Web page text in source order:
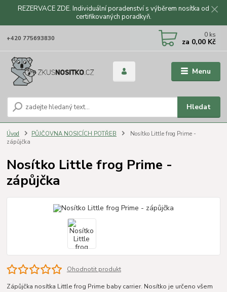
REZERVACE ZDE. Individuální poradenství s výběrem nosítka od
certifikovaných poradkyň.
Menu
Hledat
+420 775693830 0 ks
za 0,00 Kč
Úvod PŮJČOVNA NOSICÍCH POTŘEB
Nosítko Little frog Prime -
zápůjčka
Nosítko Little frog Prime -
zápůjčka
Ohodnotit produkt
Zápůjčka nosítka Little frog Prime baby carrier. Nosítko je určeno všem